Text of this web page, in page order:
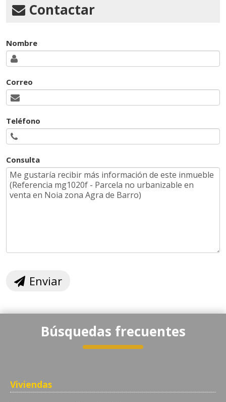
Contactar
Nombre
Correo
Teléfono
Consulta
Enviar
Búsquedas frecuentes
Viviendas